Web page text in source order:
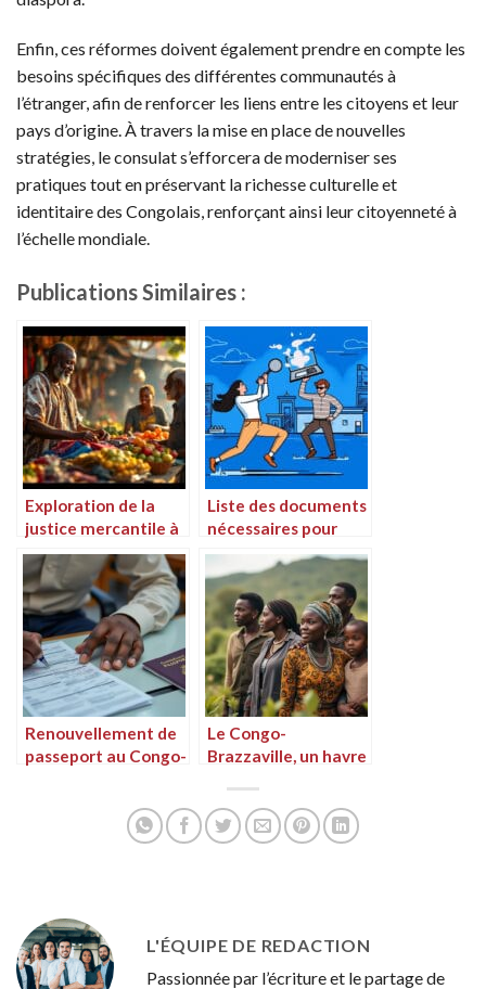
Enfin, ces réformes doivent également prendre en compte les
besoins spécifiques des différentes communautés à
l’étranger, afin de renforcer les liens entre les citoyens et leur
pays d’origine. À travers la mise en place de nouvelles
stratégies, le consulat s’efforcera de moderniser ses
pratiques tout en préservant la richesse culturelle et
identitaire des Congolais, renforçant ainsi leur citoyenneté à
l’échelle mondiale.
Publications Similaires :
Exploration de la
justice mercantile à
Congo-Brazzaville
Liste des documents
nécessaires pour
obtenir un passeport
au Congo-
Brazzaville en juin
2024
Renouvellement de
passeport au Congo-
Le Congo-
Brazzaville, un havre
L'ÉQUIPE DE REDACTION
Passionnée par l’écriture et le partage de